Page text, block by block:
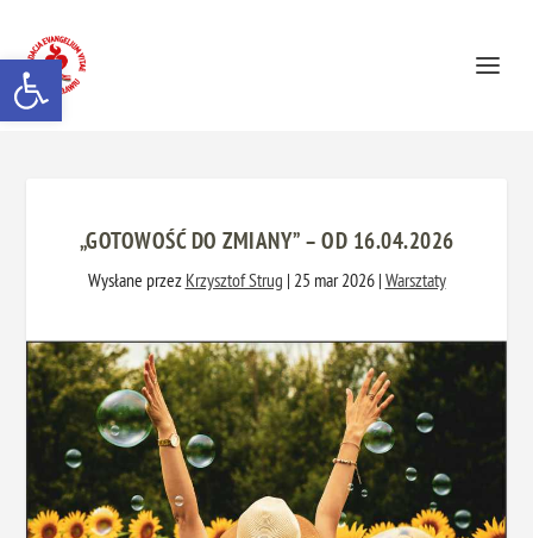
Otwórz pasek narzędzi
„GOTOWOŚĆ DO ZMIANY” – OD 16.04.2026
Wysłane przez Krzysztof Strug | 25 mar 2026| Warsztaty